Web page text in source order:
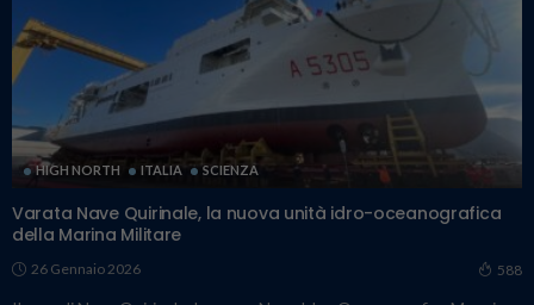
HIGH NORTH ITALIA SCIENZA
Varata Nave Quirinale, la nuova unità idro-oceanografica
della Marina Militare
26 Gennaio 2026 588